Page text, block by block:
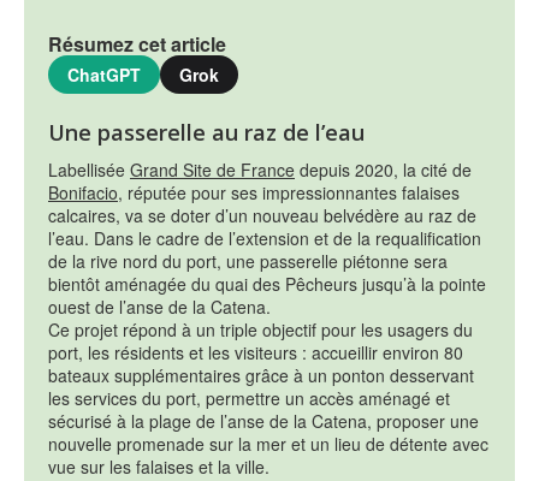
Résumez cet article
ChatGPT Grok
Une passerelle au raz de l’eau
Labellisée Grand Site de France depuis 2020, la cité de
Bonifacio, réputée pour ses impressionnantes falaises
calcaires, va se doter d’un nouveau belvédère au raz de
l’eau. Dans le cadre de l’extension et de la requalification
de la rive nord du port, une passerelle piétonne sera
bientôt aménagée du quai des Pêcheurs jusqu’à la pointe
ouest de l’anse de la Catena.
Ce projet répond à un triple objectif pour les usagers du
port, les résidents et les visiteurs : accueillir environ 80
bateaux supplémentaires grâce à un ponton desservant
les services du port, permettre un accès aménagé et
sécurisé à la plage de l’anse de la Catena, proposer une
nouvelle promenade sur la mer et un lieu de détente avec
vue sur les falaises et la ville.